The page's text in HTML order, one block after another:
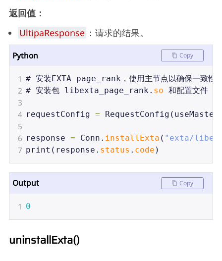
返回值：
UltipaResponse ：请求的结果。
Python Copy
1 # 安装EXTA page_rank，使用主节点以确保一致性
2 # 安装包 libexta_page_rank. so 和配置文件
3
4 requestConfig = RequestConfig ( useMaster
5
6 response = Conn . installExta ( "exta/
7 print ( response . status . code )
Output Copy
1 0
uninstallExta()